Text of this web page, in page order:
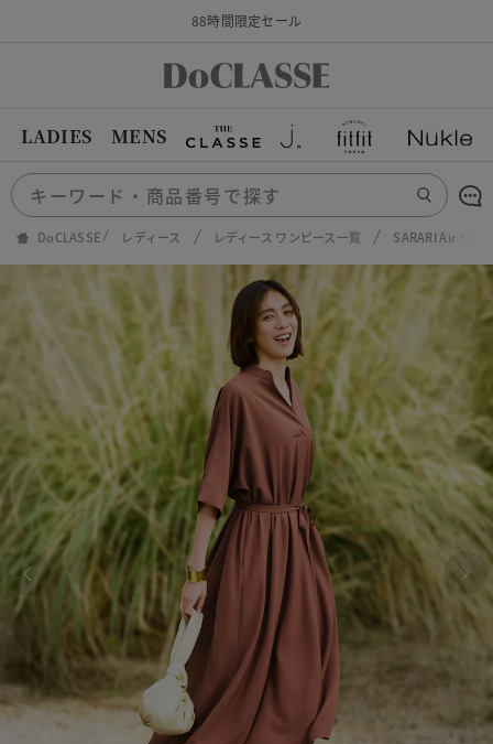
88時間限定セール
LADIES MENS
DoCLASSE レディース レディース ワンピース一覧 SARARI Air・キ